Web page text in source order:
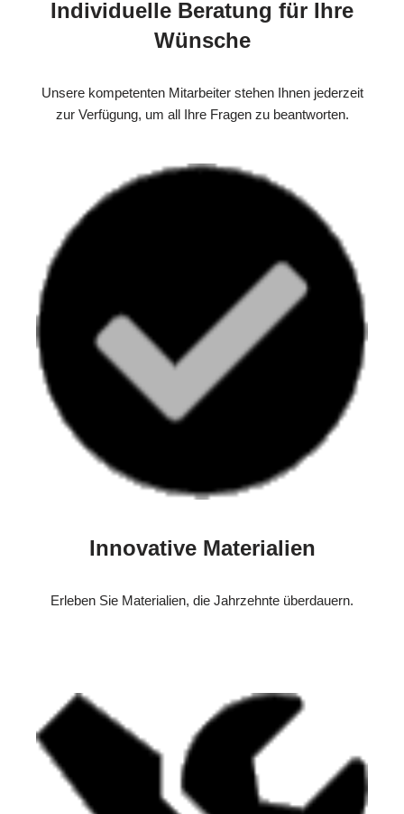
Individuelle Beratung für Ihre
Wünsche
Unsere kompetenten Mitarbeiter stehen Ihnen jederzeit
zur Verfügung, um all Ihre Fragen zu beantworten.
Innovative Materialien
Erleben Sie Materialien, die Jahrzehnte überdauern.